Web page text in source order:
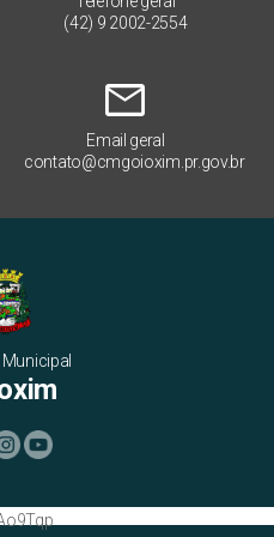
(42) 9 2002-2554
mail
Email geral
contato@cmgoioxim.pr.gov.br